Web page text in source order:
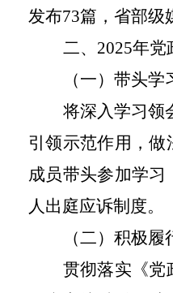
发布73篇，省部级
二、2025年
（一）带头
将深入学习领
引领示范作用，
成员带头参加学
人出庭应诉制度。
（二）积极
贯彻落实《党